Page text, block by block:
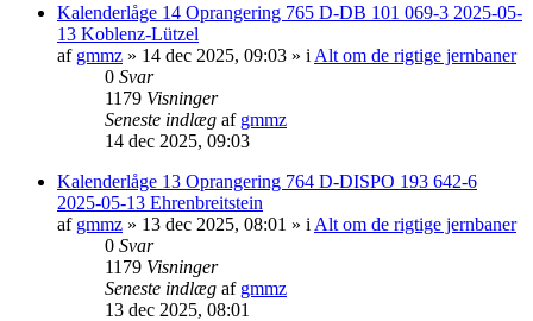
Kalenderlåge 14 Oprangering 765 D-DB 101 069-3 2025-05-
13 Koblenz-Lützel
af gmmz » 14 dec 2025, 09:03 » i Alt om de rigtige jernbaner
0 Svar
1179 Visninger
Seneste indlæg af gmmz
14 dec 2025, 09:03
Kalenderlåge 13 Oprangering 764 D-DISPO 193 642-6
2025-05-13 Ehrenbreitstein
af gmmz » 13 dec 2025, 08:01 » i Alt om de rigtige jernbaner
0 Svar
1179 Visninger
Seneste indlæg af gmmz
13 dec 2025, 08:01